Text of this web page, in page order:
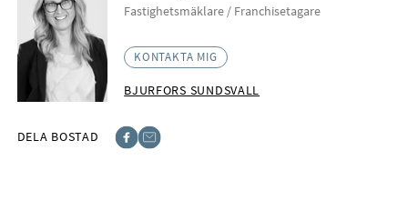
Fastighetsmäklare / Franchisetagare
KONTAKTA MIG
BJURFORS SUNDSVALL
DELA BOSTAD